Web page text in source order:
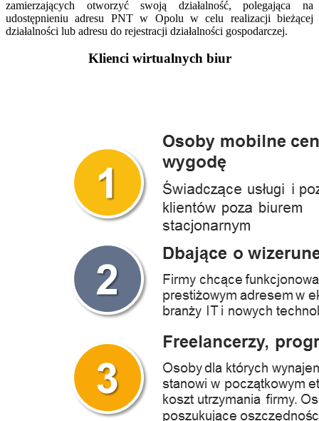
zamierzających otworzyć swoją działalność, polegająca na
udostępnieniu adresu PNT w Opolu w celu realizacji bieżącej
działalności lub adresu do rejestracji działalności gospodarczej.
Klienci wirtualnych biur